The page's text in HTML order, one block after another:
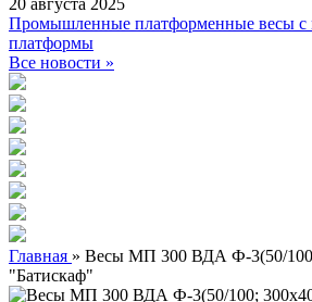
20 августа 2025
Промышленные платформенные весы с
платформы
Все новости »
Главная » Весы МП 300 ВДА Ф-3(50/
"Батискаф"